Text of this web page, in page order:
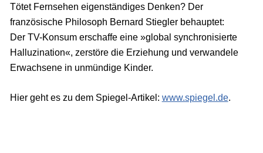
Tötet Fernsehen eigenständiges Denken? Der
französische Philosoph Bernard Stiegler behauptet:
Der TV-Konsum erschaffe eine »global synchronisierte
Halluzination«, zerstöre die Erziehung und verwandele
Erwachsene in unmündige Kinder.
Hier geht es zu dem Spiegel-Artikel: www.spiegel.de.